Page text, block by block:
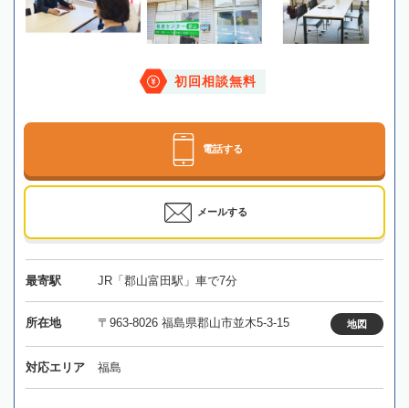
初回相談無料
電話する
メールする
最寄駅 JR「郡山富田駅」車で7分
所在地 〒963-8026 福島県郡山市並木5-3-15 地図
対応エリア 福島